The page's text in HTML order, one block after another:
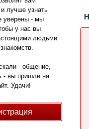
лучше узнать
уверены - мы
у нас вы
людьми
- общение,
- вы пришли на
Удачи!